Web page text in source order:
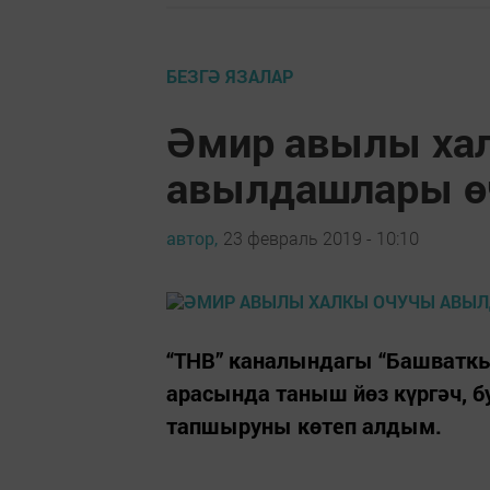
БЕЗГӘ ЯЗАЛАР
Әмир авылы
авылдашлары
автор, 23 февраль 2019 - 10:10
“ТНВ” каналындагы
арасында таныш йөз күргәч,
тапшыруны көтеп алдым.